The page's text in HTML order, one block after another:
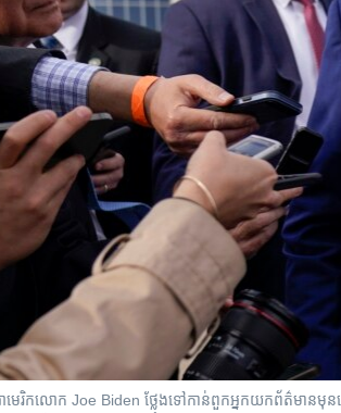
មេរិក​លោក Joe Biden ​ថ្លែង​ទៅកាន់​ពួក​អ្នក​យក​ព័ត៌មាន​មុ